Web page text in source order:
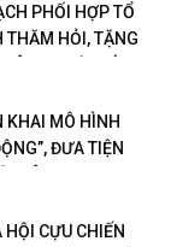
PHỐI HỢP TỔ
THĂM HỎI, TẶNG
NGƯỜI CÓ
KHAI MÔ HÌNH
ĐƯA TIỆN
DÂN
CỰU CHIẾN